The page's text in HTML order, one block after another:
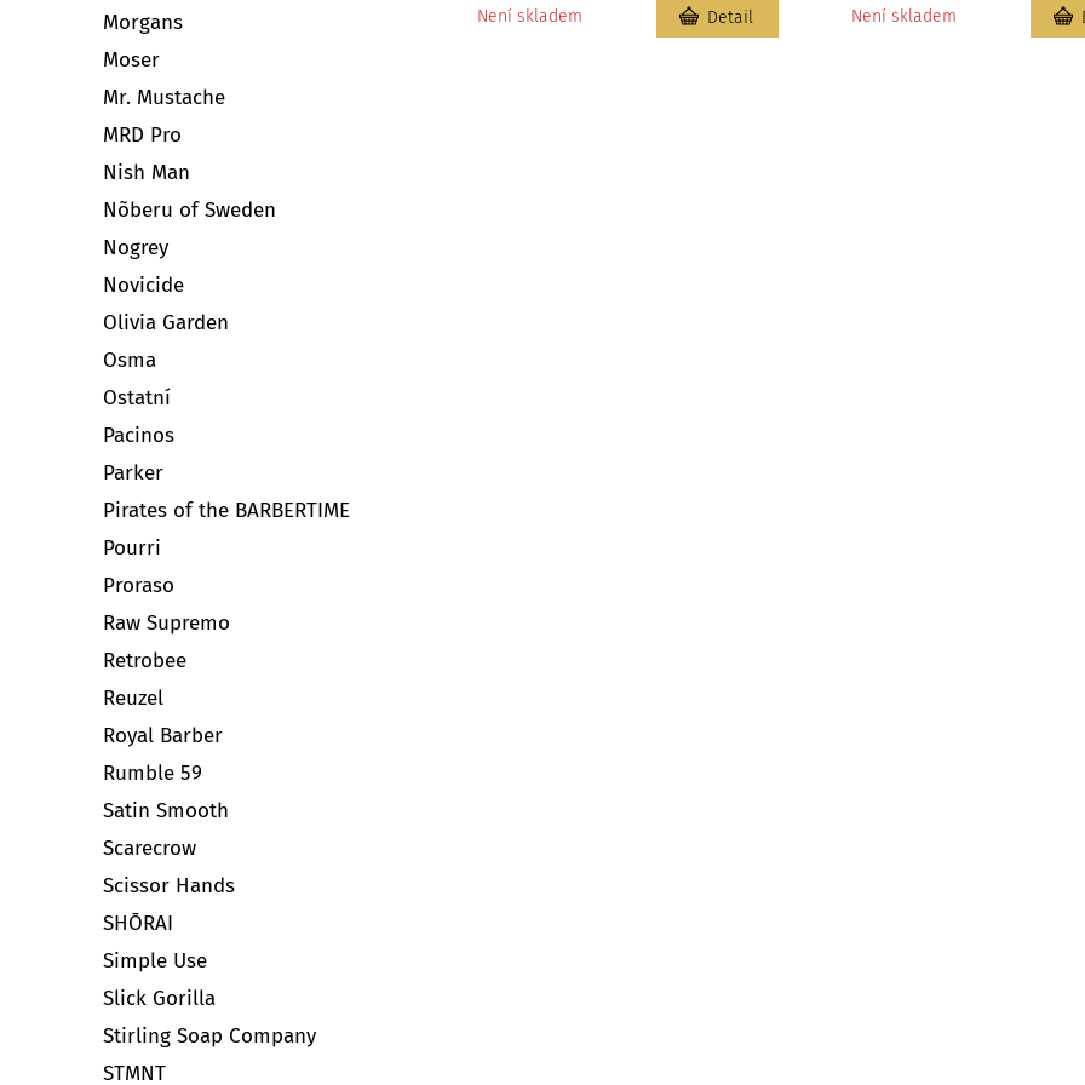
Morgans
Moser
Mr. Mustache
MRD Pro
Nish Man
Nõberu of Sweden
Nogrey
Novicide
Olivia Garden
Osma
Ostatní
Pacinos
Parker
Pirates of the BARBERTIME
Pourri
Proraso
Raw Supremo
Retrobee
Reuzel
Royal Barber
Rumble 59
Satin Smooth
Scarecrow
Scissor Hands
SHŌRAI
Simple Use
Slick Gorilla
Stirling Soap Company
STMNT
Není skladem Detail Není skladem